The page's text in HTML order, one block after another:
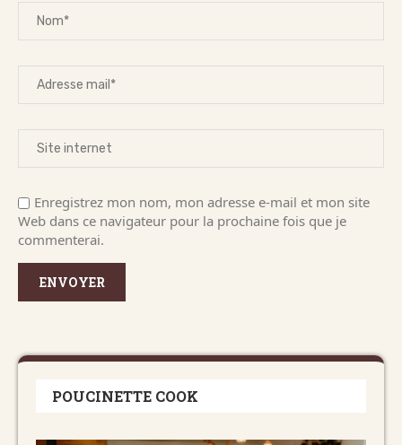
Enregistrez mon nom, mon adresse e-mail et mon site
Web dans ce navigateur pour la prochaine fois que je
commenterai.
POUCINETTE COOK